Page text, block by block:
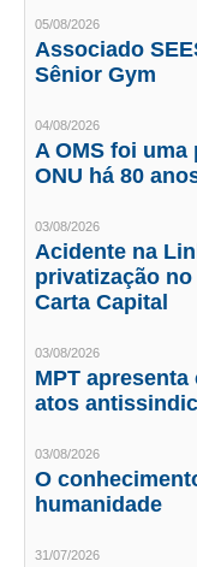
CONTRIBUIÇÃO
CONTRIBUIÇÃO
REVISÃO DE
FGTS EXPURGOS
LEGISLAÇÃO
LEI 5.194/1966 –
RES 1.002/2002 –
05/08/2026
Associado
Sênior Gym
04/08/2026
A OMS foi
ONU há 80
03/08/2026
Acidente na
privatização
Carta Capital
03/08/2026
MPT
atos
03/08/2026
O
humanidade
31/07/2026